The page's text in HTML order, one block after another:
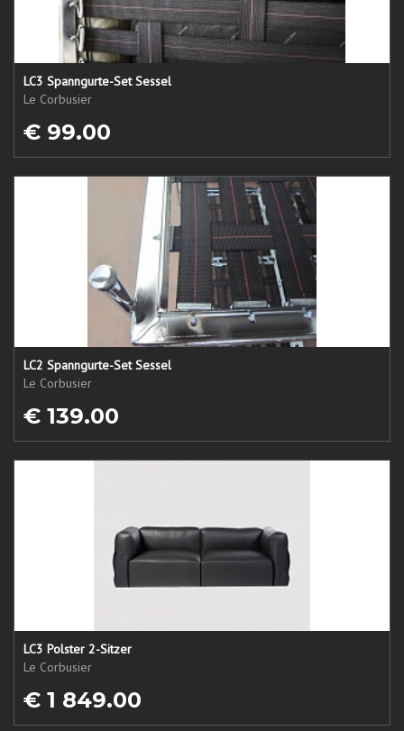
LC3 Spanngurte-Set Sessel
Le Corbusier
€ 99.00
LC2 Spanngurte-Set Sessel
Le Corbusier
€ 139.00
LC3 Polster 2-Sitzer
Le Corbusier
€ 1 849.00